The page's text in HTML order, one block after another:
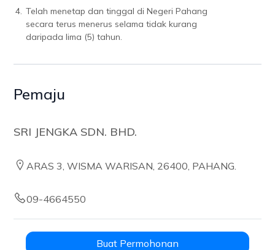
4. Telah menetap dan tinggal di Negeri Pahang
secara terus menerus selama tidak kurang
daripada lima (5) tahun.
Pemaju
SRI JENGKA SDN. BHD.
ARAS 3, WISMA WARISAN, 26400, PAHANG.
09-4664550
Buat Permohonan